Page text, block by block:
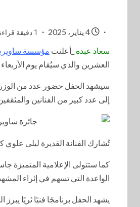
1 دقيقة قراءة
سعاد عبده _أعلنت مؤسسة ساويرس
العشرين والذي سيُقام يوم الأربعاء 8 يناير 2025 في قاعة إيوارت التذكارية بمركز التحرير الثقافي في الجامعة الأمريكية بالقاهرة.
سيشهد الحفل حضور عدد من
إلى عدد كبير من الفنانين
تُشارك الفنانة القديرة ليلى
كما ستتولى الإعلامية المتميزة
الواعدة التي تسهم في إثراء